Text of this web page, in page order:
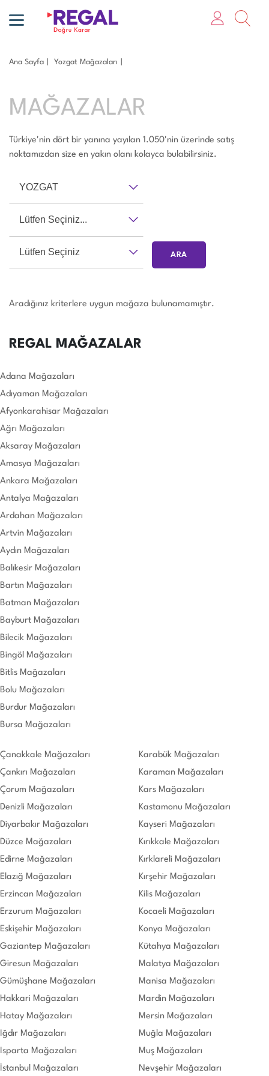
Ana Sayfa Yozgat Mağazaları
MAĞAZALAR
Türkiye'nin dört bir yanına yayılan 1.050'nin üzerinde satış
noktamızdan size en yakın olanı kolayca bulabilirsiniz.
YOZGAT
Lütfen Seçiniz...
Lütfen Seçiniz
Aradığınız kriterlere uygun mağaza bulunamamıştır.
REGAL MAĞAZALAR
Adana Mağazaları
Adıyaman Mağazaları
Afyonkarahisar Mağazaları
Ağrı Mağazaları
Aksaray Mağazaları
Amasya Mağazaları
Ankara Mağazaları
Antalya Mağazaları
Ardahan Mağazaları
Artvin Mağazaları
Aydın Mağazaları
Balıkesir Mağazaları
Bartın Mağazaları
Batman Mağazaları
Bayburt Mağazaları
Bilecik Mağazaları
Bingöl Mağazaları
Bitlis Mağazaları
Bolu Mağazaları
Burdur Mağazaları
Bursa Mağazaları
Çanakkale Mağazaları
Çankırı Mağazaları
Çorum Mağazaları
Denizli Mağazaları
Diyarbakır Mağazaları
Düzce Mağazaları
Edirne Mağazaları
Elazığ Mağazaları
Erzincan Mağazaları
Erzurum Mağazaları
Eskişehir Mağazaları
Gaziantep Mağazaları
Giresun Mağazaları
Gümüşhane Mağazaları
Hakkari Mağazaları
Hatay Mağazaları
Iğdır Mağazaları
Isparta Mağazaları
İstanbul Mağazaları
Karabük Mağazaları
Karaman Mağazaları
Kars Mağazaları
Kastamonu Mağazaları
Kayseri Mağazaları
Kırıkkale Mağazaları
Kırklareli Mağazaları
Kırşehir Mağazaları
Kilis Mağazaları
Kocaeli Mağazaları
Konya Mağazaları
Kütahya Mağazaları
Malatya Mağazaları
Manisa Mağazaları
Mardin Mağazaları
Mersin Mağazaları
Muğla Mağazaları
Muş Mağazaları
Nevşehir Mağazaları